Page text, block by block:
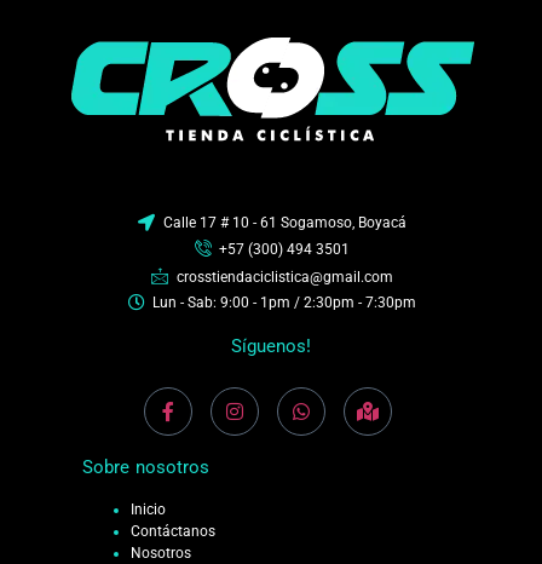
Calle 17 # 10 - 61 Sogamoso, Boyacá
+57 (300) 494 3501
crosstiendaciclistica@gmail.com
Lun - Sab: 9:00 - 1pm / 2:30pm - 7:30pm
Síguenos!
Sobre nosotros
Inicio
Contáctanos
Nosotros